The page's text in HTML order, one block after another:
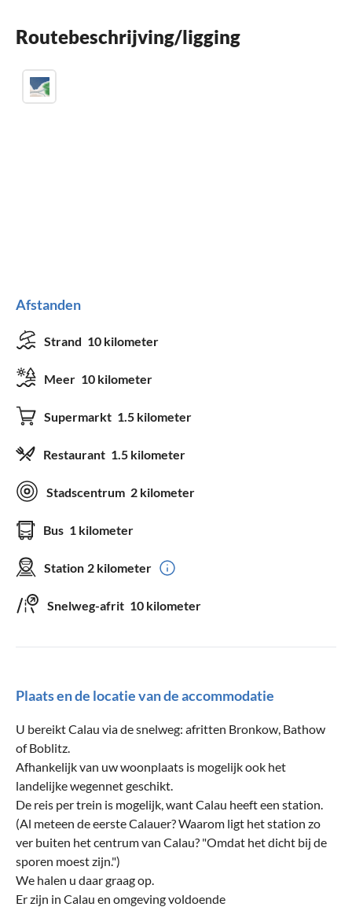
Parkeren
Routebeschrijving/ligging
Afstanden
Strand 10 kilometer
Meer 10 kilometer
Supermarkt 1.5 kilometer
Restaurant 1.5 kilometer
Stadscentrum 2 kilometer
Bus 1 kilometer
Station 2 kilometer
Snelweg-afrit 10 kilometer
Plaats en de locatie van de accommodatie
U bereikt Calau via de snelweg: afritten Bronkow, Bathow
of Boblitz.
Afhankelijk van uw woonplaats is mogelijk ook het
landelijke wegennet geschikt.
De reis per trein is mogelijk, want Calau heeft een station.
(Al meteen de eerste Calauer? Waarom ligt het station zo
ver buiten het centrum van Calau? "Omdat het dicht bij de
sporen moest zijn.")
We halen u daar graag op.
Er zijn in Calau en omgeving voldoende